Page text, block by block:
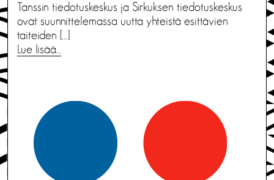
Tanssin tiedotuskeskus ja Sirkuksen tiedotuskeskus
ovat suunnittelemassa uutta yhteistä esittävien
taiteiden […]
Lue lisää…